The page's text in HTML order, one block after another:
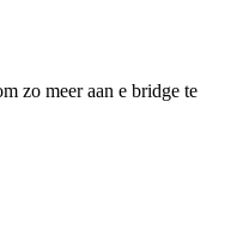
zo meer aan e bridge te